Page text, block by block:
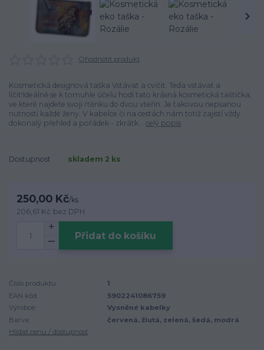
Ohodnotit produkt
Kosmetická designová taška Vstávat a cvičit. Teda vstávat a
líčit!Ideálně se k tomuhle účelu hodí tato krásná kosmetická taštička,
ve které najdete svoji rtěnku do dvou vteřin. Je takovou nepsanou
nutností každé ženy. V kabelce či na cestách nám totiž zajistí vždy
dokonalý přehled a pořádek - zkrátk... celý popis
Dostupnost skladem 2 ks
250,00 Kč/ks
206,61 Kč bez DPH
Přidat do košíku
Číslo produktu:
1
EAN kód:
5902241086759
Výrobce:
Vysněné kabelky
Barva:
červená, žlutá, zelená, šedá, modrá
Hlídat cenu / dostupnost